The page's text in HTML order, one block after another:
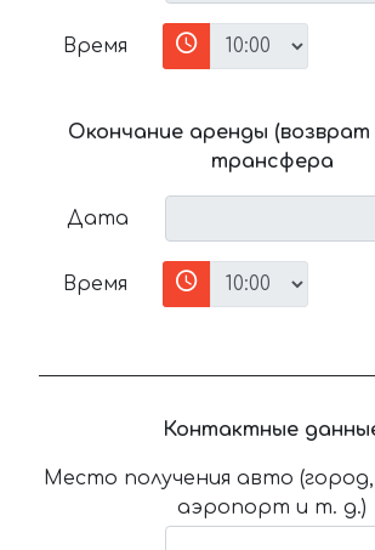
Время
Окончание аренды (возврат
трансфера
Дата
Время
Контактные
Место получения авто
аэропорт и т. д.)